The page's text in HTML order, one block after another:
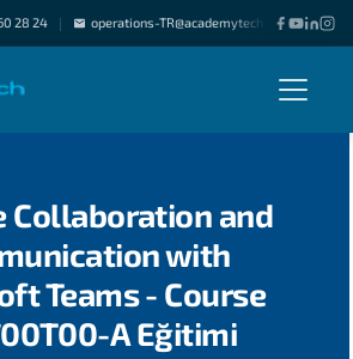
28 24 | operations-TR@academytech.com |
Collaboration and
with
Teams - Course
A Eğitimi